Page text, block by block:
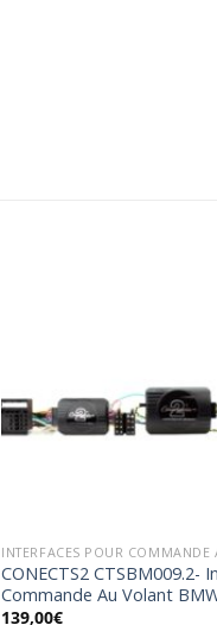
INTERFACES POUR COMMANDE
CONECTS2 CTSBM009.2-
Commande Au Volant
139,00€